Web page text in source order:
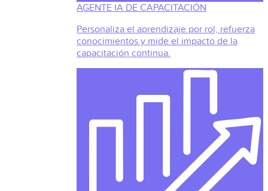
AGENTE IA DE CAPACITACIÓN
Personaliza el aprendizaje por rol, refuerza
conocimientos y mide el impacto de la
capacitación continua.